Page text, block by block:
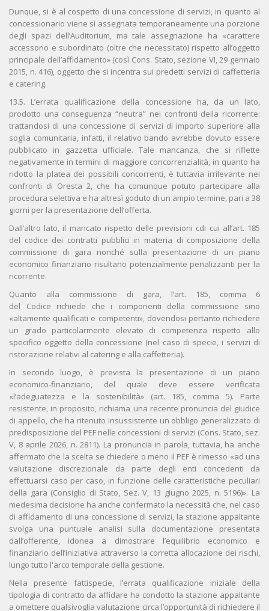
Dunque, si è al cospetto di una concessione di servizi, in quanto al
concessionario viene sì assegnata temporaneamente una porzione
degli spazi dell’Auditorium, ma tale assegnazione ha «carattere
accessorio e subordinato (oltre che necessitato) rispetto all’oggetto
principale dell’affidamento» (così Cons. Stato, sezione VI, 29 gennaio
2015, n. 416), oggetto che si incentra sui predetti servizi di caffetteria
e catering.
13.5. L’errata qualificazione della concessione ha, da un lato,
prodotto una conseguenza “neutra” nei confronti della ricorrente:
trattandosi di una concessione di servizi di importo superiore alla
soglia comunitaria, infatti, il relativo bando avrebbe dovuto essere
pubblicato in gazzetta ufficiale. Tale mancanza, che si riflette
negativamente in termini di maggiore concorrenzialità, in quanto ha
ridotto la platea dei possibili concorrenti, è tuttavia irrilevante nei
confronti di Oresta 2, che ha comunque potuto partecipare alla
procedura selettiva e ha altresì goduto di un ampio termine, pari a 38
giorni per la presentazione dell’offerta.
Dall’altro lato, il mancato rispetto delle previsioni cdi cui all’art. 185
del codice dei contratti pubblici in materia di composizione della
commissione di gara nonché sulla presentazione di un piano
economico finanziario risultano potenzialmente penalizzanti per la
ricorrente.
Quanto alla commissione di gara, l’art. 185, comma 6
del Codice richiede che i componenti della commissione sino
«altamente qualificati e competenti», dovendosi pertanto richiedere
un grado particolarmente elevato di competenza rispetto allo
specifico oggetto della concessione (nel caso di specie, i servizi di
ristorazione relativi al catering e alla caffetteria).
In secondo luogo, è prevista la presentazione di un piano
economico-finanziario, del quale deve essere verificata
«l’adeguatezza e la sostenibilità» (art. 185, comma 5). Parte
resistente, in proposito, richiama una recente pronuncia del giudice
di appello, che ha ritenuto insussistente un obbligo generalizzato di
predisposizione del PEF nelle concessioni di servizi (Cons. Stato, sez.
V, 8 aprile 2026, n. 2811). La pronuncia in parola, tuttavia, ha anche
affermato che la scelta se chiedere o meno il PEF è rimesso «ad una
valutazione discrezionale da parte degli enti concedenti da
effettuarsi caso per caso, in funzione delle caratteristiche peculiari
della gara (Consiglio di Stato, Sez. V, 13 giugno 2025, n. 5196)». La
medesima decisione ha anche confermato la necessità che, nel caso
di affidamento di una concessione di servizi, la stazione appaltante
svolga una puntuale analisi sulla documentazione presentata
dall’offerente, idonea a dimostrare l’equilibrio economico e
finanziario dell’iniziativa attraverso la corretta allocazione dei rischi,
lungo tutto l'arco temporale della gestione.
Nella presente fattispecie, l’errata qualificazione iniziale della
tipologia di contratto da affidare ha condotto la stazione appaltante
a omettere qualsivoglia valutazione circa l’opportunità di richiedere il